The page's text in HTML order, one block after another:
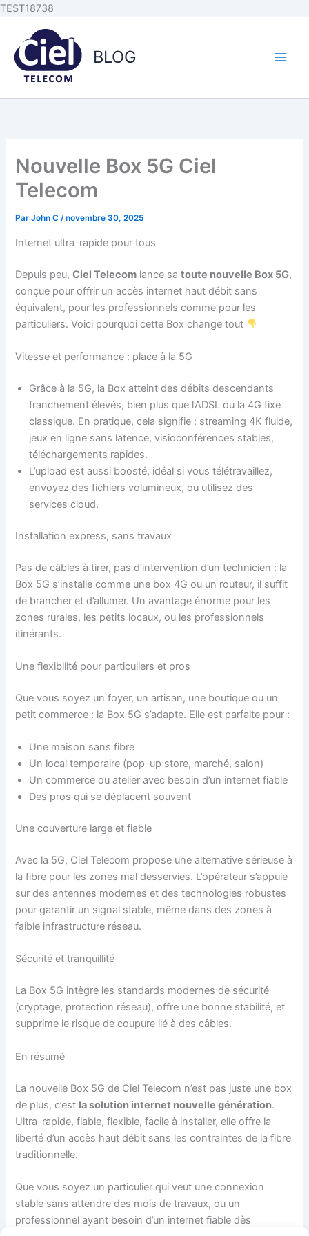
TEST18738
contenu
principal
Aller
contenu
BLOG
Nouvelle Box 5G Ciel
Telecom
ParJohn C/novembre 30, 2025
Internet ultra-rapide pour tous
Depuis peu,Ciel Telecom lance satoute nouvelle Box 5G,
conçue pour offrir un accès internet haut débit sans
équivalent, pour les professionnels comme pour les
particuliers. Voici pourquoi cette Box change tout
Vitesse et performance : place à la 5G
Grâce à la 5G, la Box atteint des débits descendants
franchement élevés, bien plus que l’ADSL ou la 4G fixe
classique. En pratique, cela signifie : streaming 4K fluide,
jeux en ligne sans latence, visioconférences stables,
téléchargements rapides.
L’upload est aussi boosté, idéal si vous télétravaillez,
envoyez des fichiers volumineux, ou utilisez des
services cloud.
Installation express, sans travaux
Pas de câbles à tirer, pas d’intervention d’un technicien : la
Box 5G s’installe comme une box 4G ou un routeur, il suffit
de brancher et d’allumer. Un avantage énorme pour les
zones rurales, les petits locaux, ou les professionnels
itinérants.
Une flexibilité pour particuliers et pros
Que vous soyez un foyer, un artisan, une boutique ou un
petit commerce : la Box 5G s’adapte. Elle est parfaite pour :
Une maison sans fibre
Un local temporaire (pop-up store, marché, salon)
Un commerce ou atelier avec besoin d’un internet fiable
Des pros qui se déplacent souvent
Une couverture large et fiable
Avec la 5G, Ciel Telecom propose une alternative sérieuse à
la fibre pour les zones mal desservies. L’opérateur s’appuie
sur des antennes modernes et des technologies robustes
pour garantir un signal stable, même dans des zones à
faible infrastructure réseau.
Sécurité et tranquillité
La Box 5G intègre les standards modernes de sécurité
(cryptage, protection réseau), offre une bonne stabilité, et
supprime le risque de coupure lié à des câbles.
En résumé
La nouvelle Box 5G de Ciel Telecom n’est pas juste une box
de plus, c’est la solution internet nouvelle génération.
Ultra-rapide, fiable, flexible, facile à installer, elle offre la
liberté d’un accès haut débit sans les contraintes de la fibre
traditionnelle.
Que vous soyez un particulier qui veut une connexion
stable sans attendre des mois de travaux, ou un
professionnel ayant besoin d’un internet fiable dès